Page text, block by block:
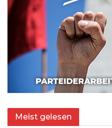
Meist gelesen